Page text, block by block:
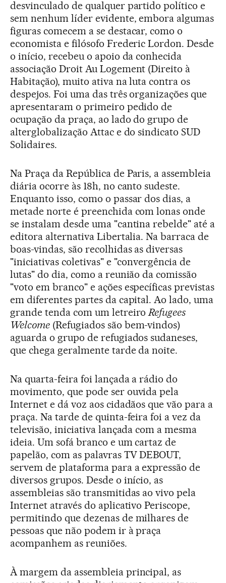
desvinculado de qualquer partido político e
sem nenhum líder evidente, embora algumas
figuras comecem a se destacar, como o
economista e filósofo Frederic Lordon. Desde
o início, recebeu o apoio da conhecida
associação Droit Au Logement (Direito à
Habitação), muito ativa na luta contra os
despejos. Foi uma das três organizações que
apresentaram o primeiro pedido de
ocupação da praça, ao lado do grupo de
alterglobalização Attac e do sindicato SUD
Solidaires.
Na Praça da República de Paris, a assembleia
diária ocorre às 18h, no canto sudeste.
Enquanto isso, como o passar dos dias, a
metade norte é preenchida com lonas onde
se instalam desde uma "cantina rebelde" até a
editora alternativa Libertalia. Na barraca de
boas-vindas, são recolhidas as diversas
"iniciativas coletivas" e "convergência de
lutas" do dia, como a reunião da comissão
"voto em branco" e ações específicas previstas
em diferentes partes da capital. Ao lado, uma
grande tenda com um letreiroRefugees
Welcome(Refugiados são bem-vindos)
aguarda o grupo de refugiados sudaneses,
que chega geralmente tarde da noite.
Na quarta-feira foi lançada a rádio do
movimento, que pode ser ouvida pela
Internet e dá voz aos cidadãos que vão para a
praça. Na tarde de quinta-feira foi a vez da
televisão, iniciativa lançada com a mesma
ideia. Um sofá branco e um cartaz de
papelão, com as palavras TV DEBOUT,
servem de plataforma para a expressão de
diversos grupos. Desde o início, as
assembleias são transmitidas ao vivo pela
Internet através do aplicativo Periscope,
permitindo que dezenas de milhares de
pessoas que não podem ir à praça
acompanhem as reuniões.
À margem da assembleia principal, as